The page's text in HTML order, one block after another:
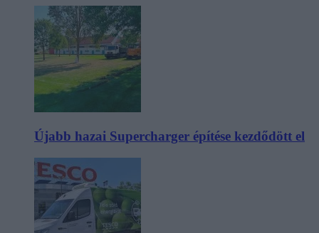
Újabb hazai Supercharger építése kezdődött el